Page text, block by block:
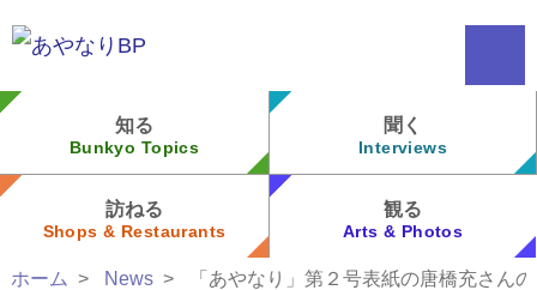
知る
Bunkyo Topics
聞く
Interviews
訪ねる
Shops & Restaurants
観る
Arts & Photos
ホーム News 「あやなり」第２号表紙の唐橋充さん